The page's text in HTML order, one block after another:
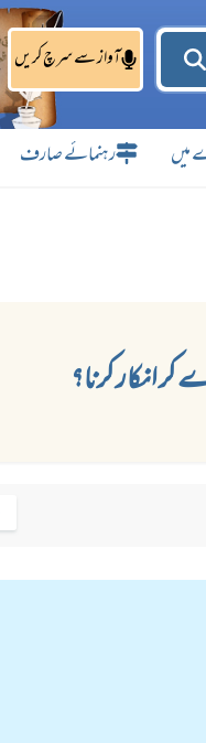
آواز سے سرچ کریں
میں رہنمائے صارف